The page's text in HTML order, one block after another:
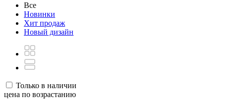
Все
Новинки
Хит продаж
Новый дизайн
Только в наличии
цена по возрастанию